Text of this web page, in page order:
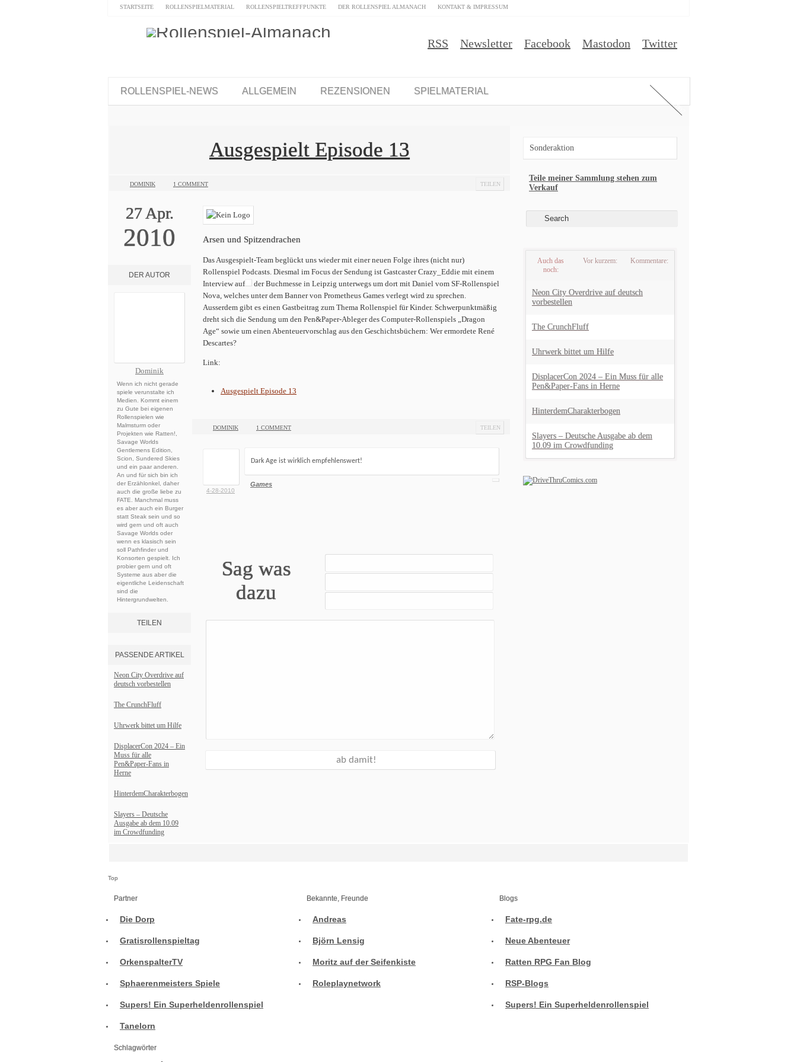
STARTSEITE ROLLENSPIELMATERIAL ROLLENSPIELTREFFPUNKTE DER ROLLENSPIEL ALMANACH KONTAKT & IMPRESSUM
RSS Newsletter Facebook Mastodon Twitter
ESTADO 2007
ROLLENSPIEL-NEWS ALLGEMEIN REZENSIONEN SPIELMATERIAL
Ausgespielt Episode 13
DOMINIK 1 COMMENT TEILEN
27Apr.
2010
DER AUTOR
Dominik
Wenn ich nicht gerade
spiele verunstalte ich
Medien. Kommt einem
zu Gute bei eigenen
Rollenspielen wie
Malmsturm oder
Projekten wie Ratten!,
Savage Worlds
Gentlemens Edition,
Scion, Sundered Skies
und ein paar anderen.
An und für sich bin ich
der Erzählonkel, daher
auch die große liebe zu
FATE. Manchmal muss
es aber auch ein Burger
statt Steak sein und so
wird gern und oft auch
Savage Worlds oder
wenn es klasisch sein
soll Pathfinder und
Konsorten gespielt. Ich
probier gern und oft
Systeme aus aber die
eigentliche Leidenschaft
sind die
Hintergrundwelten.
TEILEN
PASSENDE ARTIKEL
Neon City Overdrive auf
deutsch vorbestellen
The CrunchFluff
Uhrwerk bittet um Hilfe
DisplacerCon 2024 – Ein
Muss für alle
Pen&Paper-Fans in
Herne
HinterdemCharakterbogen
Slayers – Deutsche
Ausgabe ab dem 10.09
im Crowdfunding
Arsen und Spitzendrachen
Das Ausgespielt-Team beglückt uns wieder mit einer neuen Folge ihres (nicht nur)
Rollenspiel Podcasts. Diesmal im Focus der Sendung ist Gastcaster Crazy_Eddie mit einem
Interview auf
der Buchmesse in Leipzig unterwegs um dort mit Daniel vom SF-Rollenspiel
Nova, welches unter dem Banner von Prometheus Games verlegt wird zu sprechen.
Ausserdem gibt es einen Gastbeitrag zum Thema Rollenspiel für Kinder. Schwerpunktmäßig
dreht sich die Sendung um den Pen&Paper-Ableger des Computer-Rollenspiels „Dragon
Age“ sowie um einen Abenteuervorschlag aus den Geschichtsbüchern: Wer ermordete René
Descartes?
Link:
Ausgespielt Episode 13
DOMINIK 1 COMMENT TEILEN
4-28-2010
Dark Age ist wirklich empfehlenswert!
Games
Sag was
dazu
Sonderaktion
Teile meiner Sammlung stehen zum
Verkauf
Auch das
noch:
Vor kurzem: Kommentare:
Neon City Overdrive auf deutsch
vorbestellen
The CrunchFluff
Uhrwerk bittet um Hilfe
DisplacerCon 2024 – Ein Muss für alle
Pen&Paper-Fans in Herne
HinterdemCharakterbogen
Slayers – Deutsche Ausgabe ab dem
10.09 im Crowdfunding
Top
Partner
Die Dorp
Gratisrollenspieltag
OrkenspalterTV
Sphaerenmeisters Spiele
Supers! Ein Superheldenrollenspiel
Tanelorn
Schlagwörter
Bekannte, Freunde
Andreas
Björn Lensig
Moritz auf der Seifenkiste
Roleplaynetwork
Blogs
Fate-rpg.de
Neue Abenteuer
Ratten RPG Fan Blog
RSP-Blogs
Supers! Ein Superheldenrollenspiel